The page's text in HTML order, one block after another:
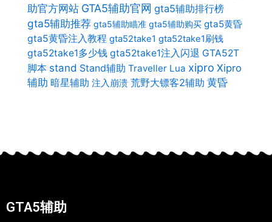
助官方网站 GTA5辅助官网 gta5辅助排行榜
gta5辅助推荐 gta5辅助瞄准 gta5辅助购买 gta5黄昏
gta5黄昏注入教程 gta52take1 gta52take1刷钱
gta52take1多少钱 gta52take1注入闪退 GTA52T
脚本 stand Stand辅助 Traveller Lua xipro Xipro
辅助 暗星辅助 注入崩溃 荒野大镖客2辅助 黄昏
GTA5辅助